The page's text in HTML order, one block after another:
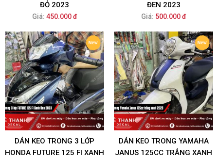
ĐỎ 2023
Giá: 450.000 đ
ĐEN 2023
Giá: 500.000 đ
DÁN KEO TRONG 3 LỚP
HONDA FUTURE 125 FI XANH
DÁN KEO TRONG YAMAHA
JANUS 125CC TRẮNG XANH